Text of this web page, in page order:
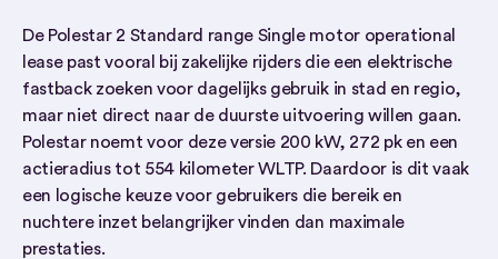
De Polestar 2 Standard range Single motor operational
lease past vooral bij zakelijke rijders die een elektrische
fastback zoeken voor dagelijks gebruik in stad en regio,
maar niet direct naar de duurste uitvoering willen gaan.
Polestar noemt voor deze versie 200 kW, 272 pk en een
actieradius tot 554 kilometer WLTP. Daardoor is dit vaak
een logische keuze voor gebruikers die bereik en
nuchtere inzet belangrijker vinden dan maximale
prestaties.